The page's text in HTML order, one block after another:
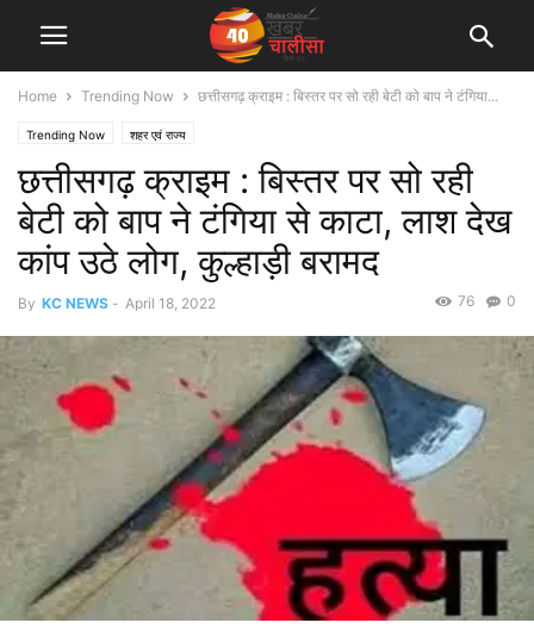
Home Trending Now छत्तीसगढ़ क्राइम : बिस्तर पर सो रही बेटी को बाप ने टंगिया...
Trending Now शहर एवं राज्य
छत्तीसगढ़ क्राइम : बिस्तर पर सो रही
बेटी को बाप ने टंगिया से काटा, लाश देख
कांप उठे लोग, कुल्हाड़ी बरामद
By KC NEWS - April 18, 2022 0
76